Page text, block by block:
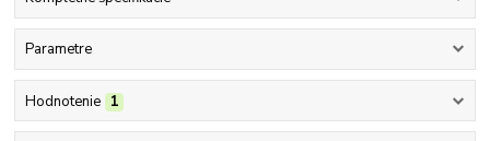
Parametre
Hodnotenie 1